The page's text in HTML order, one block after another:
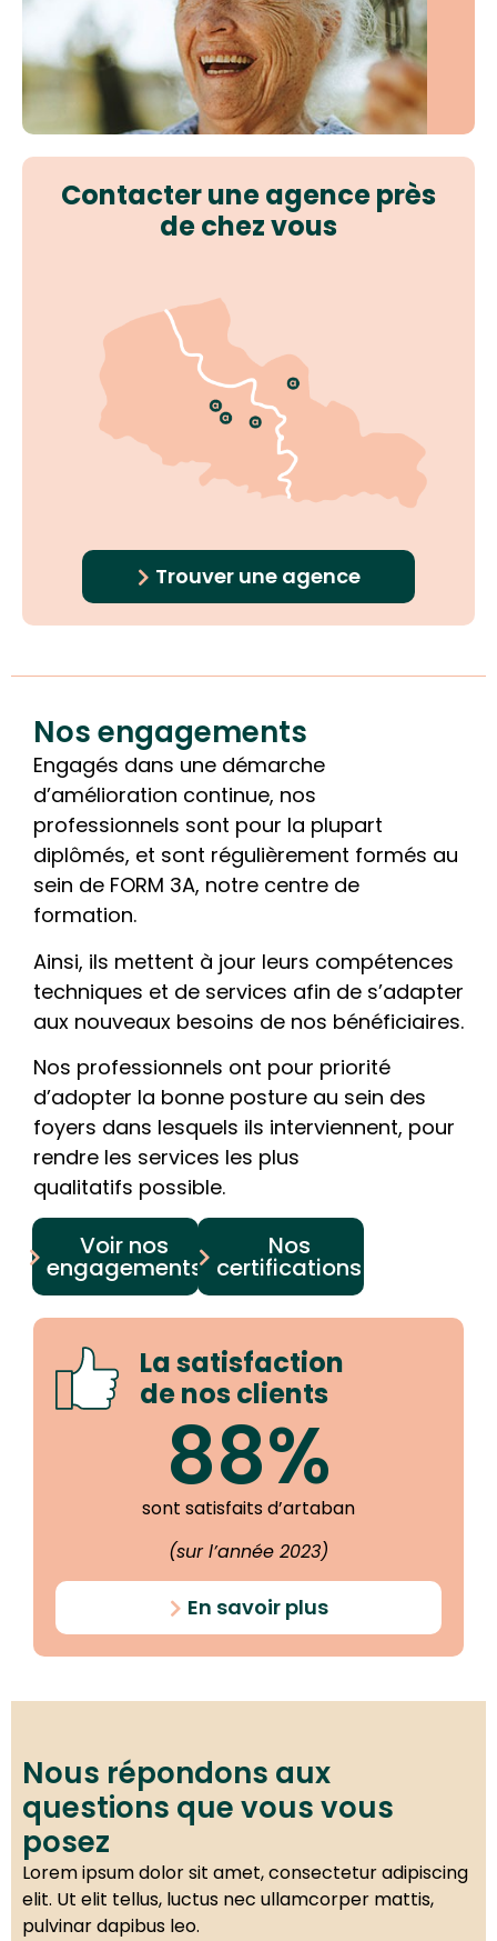
Contacter une agence près
de chez vous
Trouver une agence
Nos engagements
Engagés dans une démarche
d’amélioration continue, nos
professionnels sont pour la plupart
diplômés, et sont régulièrement formés au
sein de FORM 3A, notre centre de
formation.
Ainsi, ils mettent à jour leurs compétences
techniques et de services afin de s’adapter
aux nouveaux besoins de nos bénéficiaires.
Nos professionnels ont pour priorité
d’adopter la bonne posture au sein des
foyers dans lesquels ils interviennent, pour
rendre les services les plus
qualitatifs possible.
Voir nos
engagements
Nos
certifications
La satisfaction
de nos clients
88%
sont satisfaits d’artaban
(sur l’année 2023)
En savoir plus
Nous répondons aux
questions que vous vous
posez
Lorem ipsum dolor sit amet, consectetur adipiscing
elit. Ut elit tellus, luctus nec ullamcorper mattis,
pulvinar dapibus leo.